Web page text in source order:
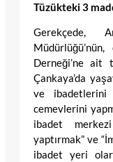
Tüzükteki 3
Gerekçede,
Derneği’ne ait
Çankaya’da
ve
cemevlerini
ibadet
yaptırmak” ve
ibadet yeri